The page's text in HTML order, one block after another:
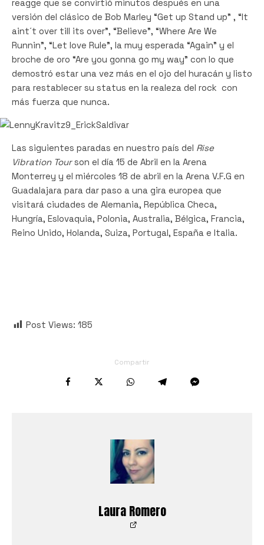
reagge que se convirtió minutos después en una
versión del clásico de Bob Marley “Get up Stand up” , “It
aint´t over till its over”, “Believe”, “Where Are We
Runnin”, “Let love Rule”, la muy esperada “Again” y el
broche de oro “Are you gonna go my way” con lo que
demostró estar una vez más en el ojo del huracán y listo
para restablecer su status en la realeza del rock con
más fuerza que nunca.
Las siguientes paradas en nuestro país del Rise
Vibration Tourson el día 15 de Abril en la Arena
Monterrey y el miércoles 18 de abril en la Arena V.F.G en
Guadalajara para dar paso a una gira europea que
visitará ciudades de Alemania, República Checa,
Hungría, Eslovaquia, Polonia, Australia, Bélgica, Francia,
Reino Unido, Holanda, Suiza, Portugal, España e Italia.
Post Views: 185
Compartir
Laura Romero